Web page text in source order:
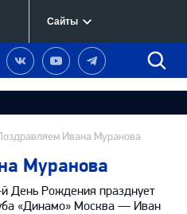
Сайты
Наша
группа
Вконтакте
Наш
канал
YouTube
Наш
канал
Telegram
Ивана Муранова
Муранова
День Рождения празднует
«Динамо» Москва — Иван